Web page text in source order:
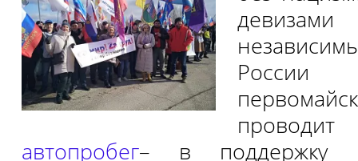
автопробег– в поддержку